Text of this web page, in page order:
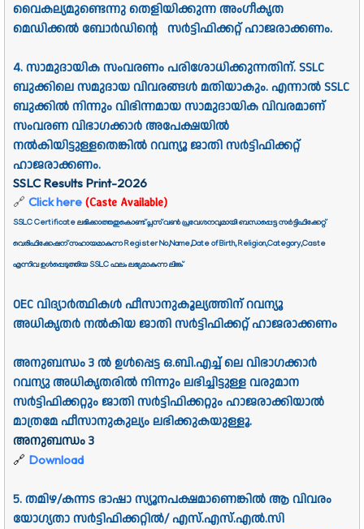
വൈകല്യമുണ്ടെന്നു തെളിയിക്കുന്ന അംഗീകൃത
മെഡിക്കല്‍ ബോർഡിന്റെ സര്‍ട്ടിഫിക്കറ്റ്‌ ഹാജരാക്കണം.
4. സാമുദായിക സംവരണം പരിശോധിക്കുന്നതിന്‌. SSLC
ബുക്കിലെ സമുദായ വിവരങ്ങള്‍ മതിയാകും. എന്നാല്‍ SSLC
ബുക്കില്‍ നിന്നും വിഭിന്നമായ സാമുദായിക വിവരമാണ്‌
സംവരണ വിഭാഗക്കാര്‍ അപേക്ഷയില്‍
നല്‍കിയിട്ടുള്ളതെങ്കില്‍ റവന്യൂ ജാതി സര്‍ട്ടിഫിക്കറ്റ്‌
ഹാജരാക്കണം.
SSLC Results Print-2026
🔗 Click here (Caste Available)
SSLC Certificate ലഭിക്കാത്തതുകൊണ്ട് പ്ലസ് വൺ പ്രവേശനവുമായി ബന്ധപ്പെട്ട സർട്ടിഫിക്കേറ്റ്
വെരിഫിക്കേഷന് സഹായമാകുന്ന Register No,Name,Date of Birth, Religion,Category,Caste
എന്നിവ ഉൾപ്പെടുത്തിയ SSLC ഫലം ലഭ്യമാകുന്ന ലിങ്ക്
OEC വിദ്യാര്‍ത്ഥികള്‍ ഫീസാനുകൂല്യത്തിന്‌ റവന്യൂ
അധികൃതര്‍ നല്‍കിയ ജാതി സര്‍ട്ടിഫിക്കറ്റ്‌ ഹാജരാക്കണം
അനുബന്ധം 3 ല്‍ ഉള്‍പ്പെട്ട ഒ.ബി.എച്ച്‌ ലെ വിഭാഗക്കാര്‍
റവന്യു അധികൃതരില്‍ നിന്നും ലഭിച്ചിട്ടുള്ള വരുമാന
സര്‍ട്ടിഫിക്കറ്റും ജാതി സര്‍ട്ടിഫിക്കറ്റും ഹാജരാക്കിയാല്‍
മാത്രമേ ഫീസാനുകുല്യം ലഭിക്കുകയുള്ളൂ.
അനുബന്ധം 3
🔗 Download
5. തമിഴ/കന്നട ഭാഷാ സ്യൂനപക്ഷമാണെങ്കില്‍ ആ വിവരം
യോഗ്യതാ സര്‍ട്ടിഫിക്കറ്റില്‍/ എസ്‌.എസ്‌.എല്‍.സി